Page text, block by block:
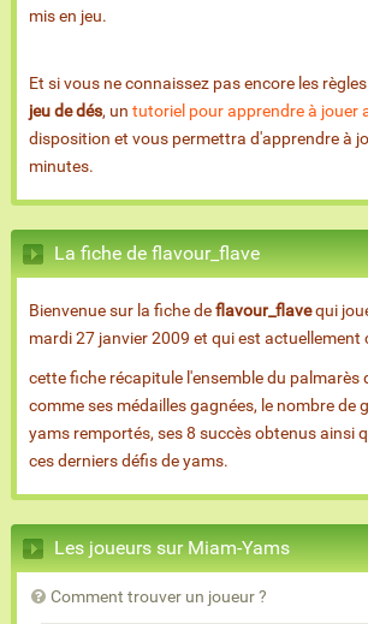
mis en jeu.
Et si vous ne connaissez pas encore les
jeu de dés, un tutoriel pour apprendre à jouer
disposition et vous permettra d'apprendre à
minutes.
La fiche de flavour_flave
Bienvenue sur la fiche deflavour_flavequi
mardi 27 janvier 2009 et qui est actuellement
cette fiche récapitule l'ensemble du palmarès
comme ses médailles gagnées, le nombre de
yams remportés, ses 8 succès obtenus ainsi
ces derniers défis de yams.
Les joueurs sur Miam-Yams
Comment trouver un joueur ?